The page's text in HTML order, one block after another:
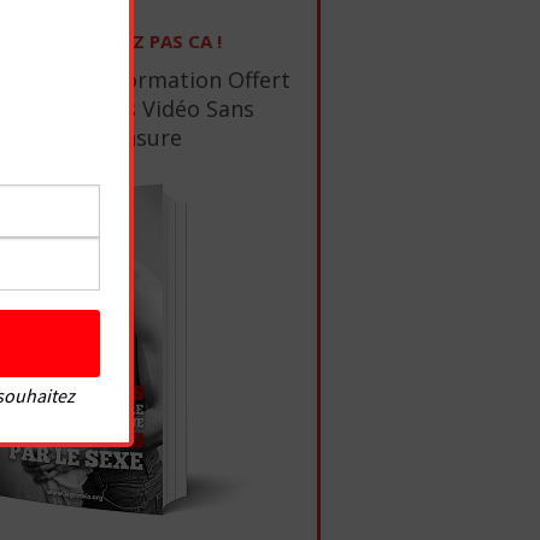
NE RATEZ PAS CA !
1 Ebook De Formation Offert
+ 10 Tutos Vidéo Sans
Censure